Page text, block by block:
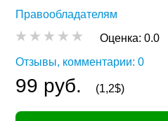
Правообладателям
Оценка:0.0
Отзывы, комментарии: 0
99 руб. (1,2$)